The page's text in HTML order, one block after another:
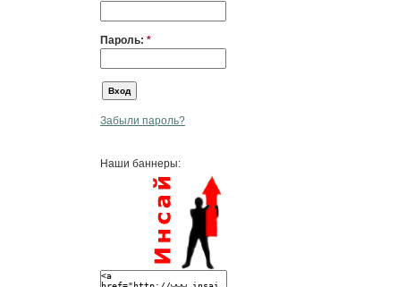
Пароль: *
Забыли пароль?
Наши баннеры: